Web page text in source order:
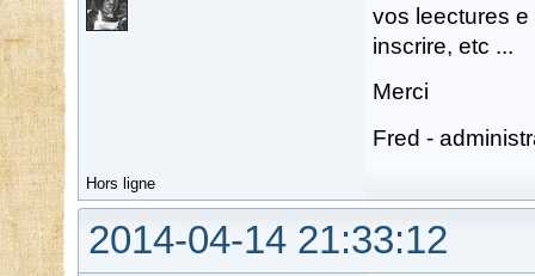
vos leectures
inscrire, etc ...
Merci
Fred -
Hors ligne
2014-04-14 21:33:12